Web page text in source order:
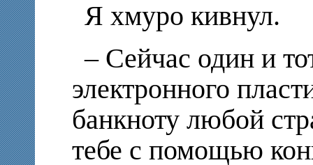
Я хмуро кивнул.
– Сейчас один и
электронного
банкноту любой
тебе с помощью